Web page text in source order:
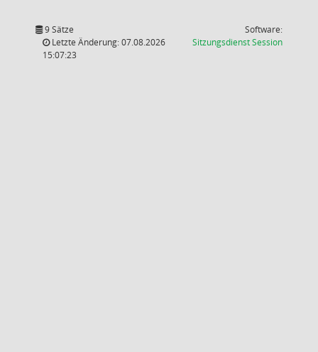
9 Sätze
Letzte Änderung: 07.08.2026
15:07:23
Software:
SitzungsdienstSession(Wird in